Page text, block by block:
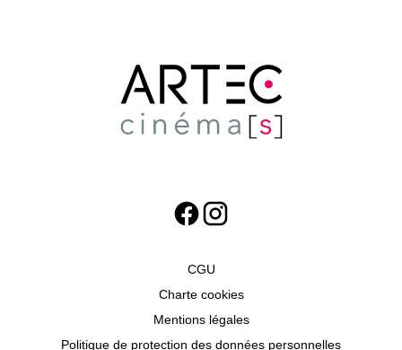
CGU
Charte cookies
Mentions légales
Politique de protection des données personnelles